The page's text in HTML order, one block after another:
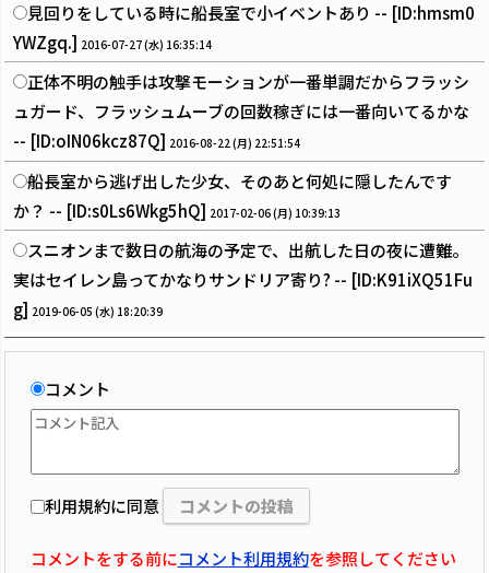
見回りをしている時に船長室で小イベントあり -- [ID:hmsm0
YWZgq.] 2016-07-27 (水) 16:35:14
正体不明の触手は攻撃モーションが一番単調だからフラッシ
ュガード、フラッシュムーブの回数稼ぎには一番向いてるかな
-- [ID:oIN06kcz87Q] 2016-08-22 (月) 22:51:54
船長室から逃げ出した少女、そのあと何処に隠したんです
か？ -- [ID:s0Ls6Wkg5hQ] 2017-02-06 (月) 10:39:13
スニオンまで数日の航海の予定で、出航した日の夜に遭難。
実はセイレン島ってかなりサンドリア寄り? -- [ID:K91iXQ51Fu
g] 2019-06-05 (水) 18:20:39
コメント
利用規約に同意
コメントをする前にコメント利用規約を参照してください